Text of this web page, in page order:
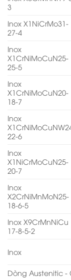
3
Inox X1NiCrMo31-
27-4
Inox
X1CrNiMoCuN25-
25-5
Inox
X1CrNiMoCuN20-
18-7
Inox
22-6
Inox
X1NiCrMoCuN25-
20-7
Inox
X2CrNiMnMoN25-
18-6-5
Inox X9CrMnNiCu
17-8-5-2
Inox
Dòng Austenitic